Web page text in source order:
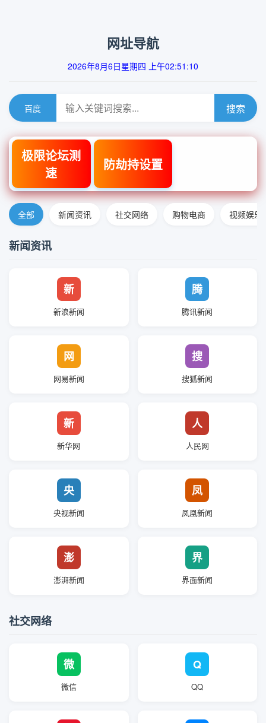
网址导航
2026年8月6日星期四 上午02:51:10
百度 搜索
极限论坛测
速
防劫持设置
全部 新闻资讯 社交网络 购物电商 视频娱乐
新闻资讯
新
新浪新闻
腾
腾讯新闻
网
网易新闻
搜
搜狐新闻
新
新华网
人
人民网
央
央视新闻
凤
凤凰新闻
澎
澎湃新闻
界
界面新闻
社交网络
微
微信
Q
QQ